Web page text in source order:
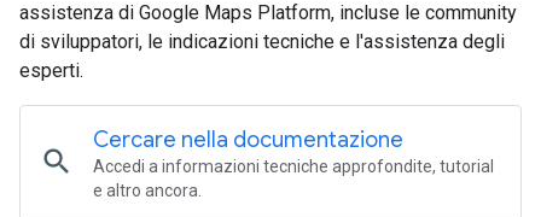
assistenza di Google Maps Platform, incluse le community
di sviluppatori, le indicazioni tecniche e l'assistenza degli
esperti.
search
Cercare nella documentazione
Accedi a informazioni tecniche approfondite, tutorial
e altro ancora.